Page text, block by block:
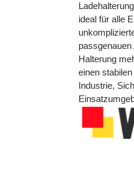
ideal für alle
Halterung
einen
Industrie,